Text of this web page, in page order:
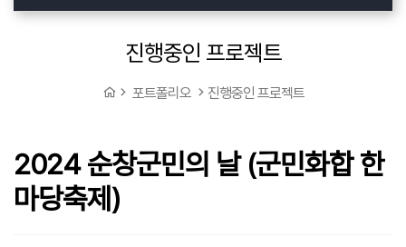
진행중인 프로젝트
포트폴리오 진행중인 프로젝트
2024 순창군민의 날 (군민화합 한
마당축제)